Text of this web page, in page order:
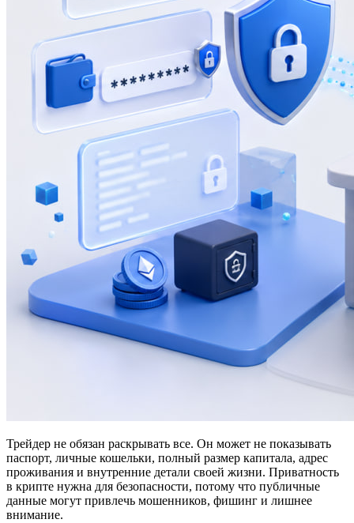
Трейдер не обязан раскрывать все. Он может не показывать
паспорт, личные кошельки, полный размер капитала, адрес
проживания и внутренние детали своей жизни. Приватность
в крипте нужна для безопасности, потому что публичные
данные могут привлечь мошенников, фишинг и лишнее
внимание.